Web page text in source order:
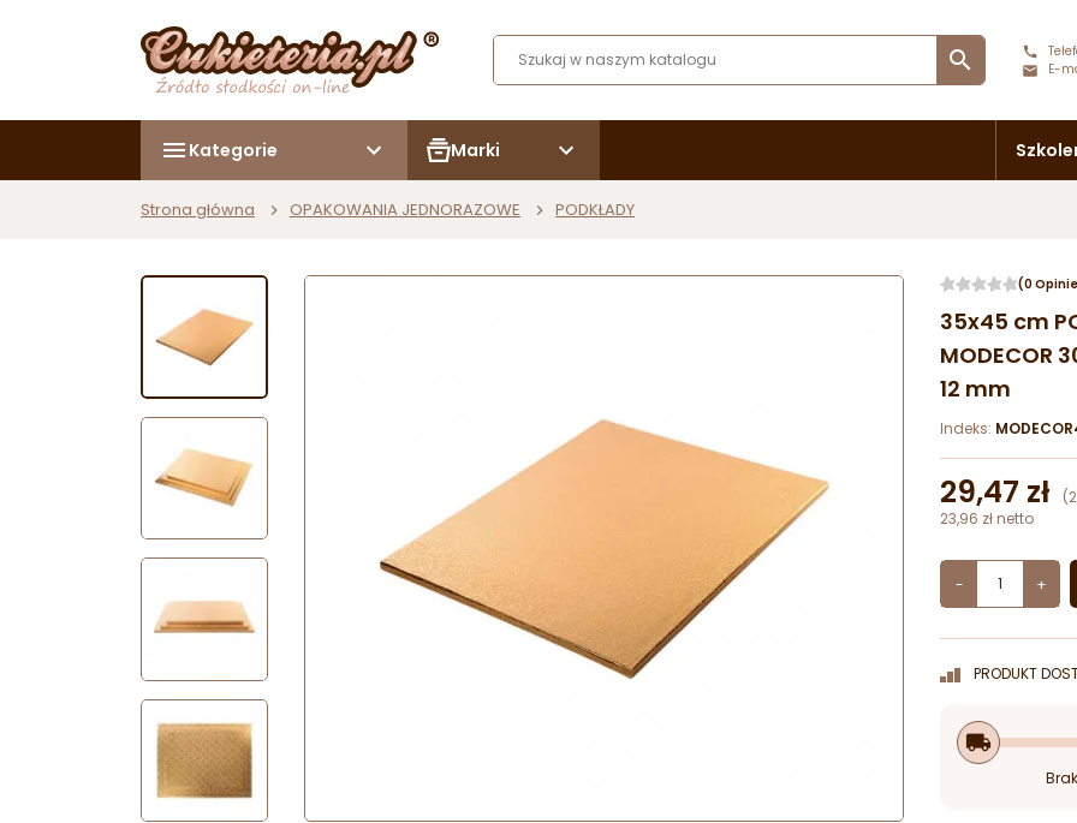

E-
Kategorie Marki
Strona główna OPAKOWANIA JEDNORAZOWE PODKŁADY
(0
35x45 cm
MODECOR
12 mm
Indeks:
29,47 zł
23,96 zł netto
- +
PRODUKT
local_shipping